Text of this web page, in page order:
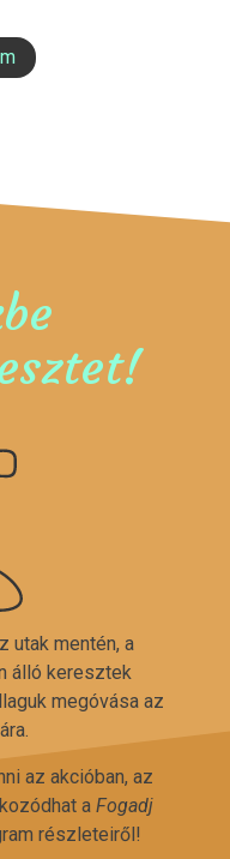
utak mentén, a
álló keresztek
megóvása az
az akcióban, az
a Fogadj
részleteiről!